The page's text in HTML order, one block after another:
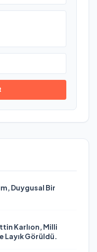
Duygusal Bir
Karlıon, Milli
Layık Görüldü.